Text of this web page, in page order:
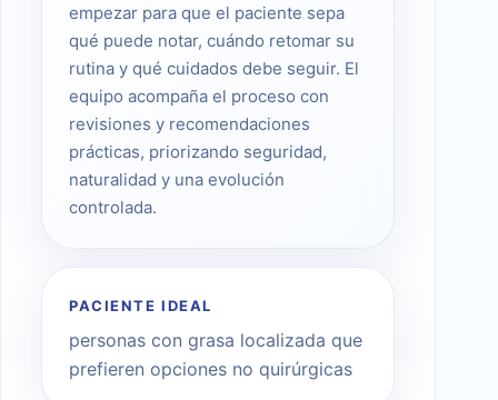
empezar para que el paciente sepa
qué puede notar, cuándo retomar su
rutina y qué cuidados debe seguir. El
equipo acompaña el proceso con
revisiones y recomendaciones
prácticas, priorizando seguridad,
naturalidad y una evolución
controlada.
PACIENTE IDEAL
personas con grasa localizada que
prefieren opciones no quirúrgicas